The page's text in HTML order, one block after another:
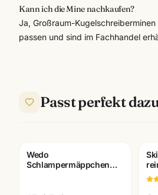
Kann ich die Mine nachkaufen?
Ja, Großraum-
passen und sind im Fachhandel
Passt perfekt dazu
Wedo
Schlampermäppchen